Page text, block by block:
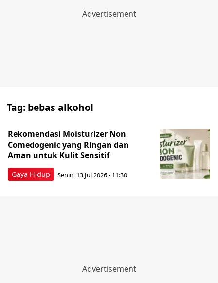
Tag: bebas alkohol
Gaya Hidup
Rekomendasi Moisturizer Non
Comedogenic yang Ringan dan
Aman untuk Kulit Sensitif
Senin, 13 Jul 2026 - 11:30